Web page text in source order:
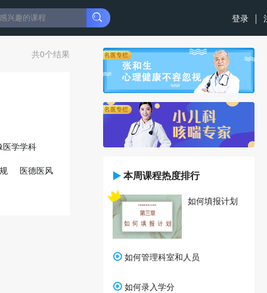
登录
共0个结果
医学学科
医德医风 本周课程热度排行
如何填报计划
如何管理科室和人员
如何录入学分